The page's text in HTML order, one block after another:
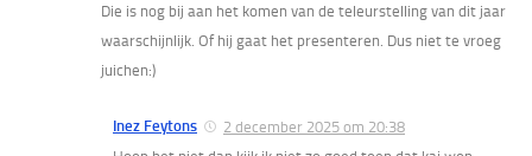
Die is nog bij aan het komen van de teleurstelling van dit jaar
waarschijnlijk. Of hij gaat het presenteren. Dus niet te vroeg
juichen:)
Inez Feytons
2 december 2025 om 20:38